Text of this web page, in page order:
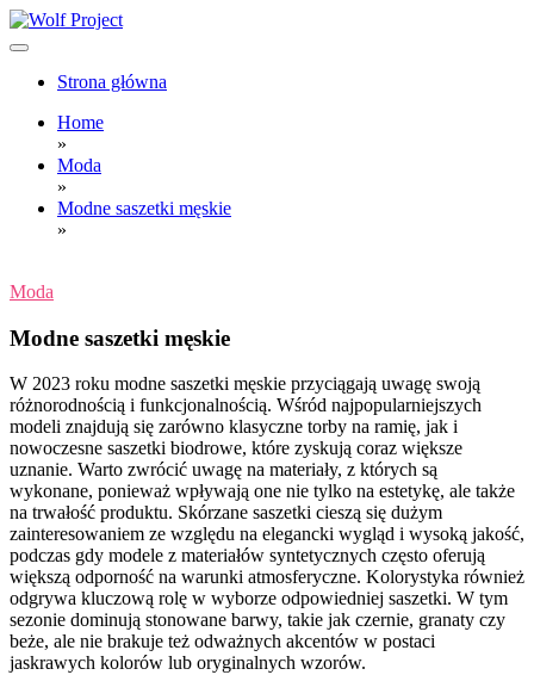
Skip
to
Wolf Project
Strona główna
Home
»
Moda
»
Modne saszetki męskie
»
Moda
Modne saszetki męskie
W 2023 roku modne saszetki męskie przyciągają uwagę swoją
różnorodnością i funkcjonalnością. Wśród najpopularniejszych
modeli znajdują się zarówno klasyczne torby na ramię, jak i
nowoczesne saszetki biodrowe, które zyskują coraz większe
uznanie. Warto zwrócić uwagę na materiały, z których są
wykonane, ponieważ wpływają one nie tylko na estetykę, ale także
na trwałość produktu. Skórzane saszetki cieszą się dużym
zainteresowaniem ze względu na elegancki wygląd i wysoką jakość,
podczas gdy modele z materiałów syntetycznych często oferują
większą odporność na warunki atmosferyczne. Kolorystyka również
odgrywa kluczową rolę w wyborze odpowiedniej saszetki. W tym
sezonie dominują stonowane barwy, takie jak czernie, granaty czy
beże, ale nie brakuje też odważnych akcentów w postaci
jaskrawych kolorów lub oryginalnych wzorów.